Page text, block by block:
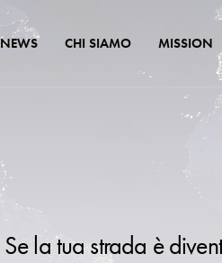
NEWS CHI SIAMO MISSION
Se la tua strada è